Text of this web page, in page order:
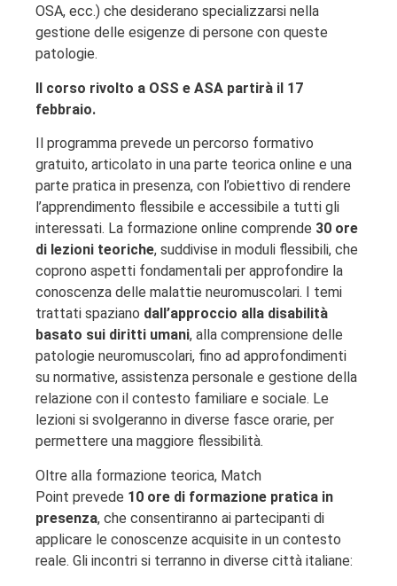
OSA, ecc.) che desiderano specializzarsi nella
gestione delle esigenze di persone con queste
patologie.
Il corso rivolto a OSS e ASA partirà il 17
febbraio.
Il programma prevede un percorso formativo
gratuito, articolato in una parte teorica online e una
parte pratica in presenza, con l’obiettivo di rendere
l’apprendimento flessibile e accessibile a tutti gli
interessati. La formazione online comprende 30 ore
di lezioni teoriche, suddivise in moduli flessibili, che
coprono aspetti fondamentali per approfondire la
conoscenza delle malattie neuromuscolari. I temi
trattati spaziano dall’approccio alla disabilità
basato sui diritti umani, alla comprensione delle
patologie neuromuscolari, fino ad approfondimenti
su normative, assistenza personale e gestione della
relazione con il contesto familiare e sociale. Le
lezioni si svolgeranno in diverse fasce orarie, per
permettere una maggiore flessibilità.
Oltre alla formazione teorica, Match
Point prevede 10 ore di formazione pratica in
presenza, che consentiranno ai partecipanti di
applicare le conoscenze acquisite in un contesto
reale. Gli incontri si terranno in diverse città italiane: